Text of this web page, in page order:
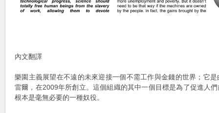
內文翻譯
樂園主義展望在不遠的未來迎接一個不需工作與金錢的世界；它
雷爾，在2009年所創立。這個組織的其中一個目標是為了促進人
根本是毫無必要的一種奴役。